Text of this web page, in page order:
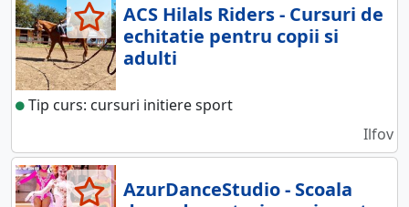
ACS Hilals Riders - Cursuri de
echitatie pentru copii si
adulti
Tip curs: cursuri initiere sport
Ilfov
AzurDanceStudio - Scoala